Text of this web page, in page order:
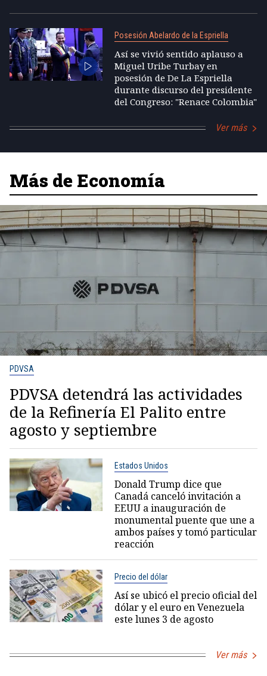
Posesión Abelardo de la Espriella
Así se vivió sentido aplauso a
Miguel Uribe Turbay en
posesión de De La Espriella
durante discurso del presidente
del Congreso: "Renace Colombia"
Ver más
Más de Economía
PDVSA
PDVSA detendrá las actividades
de la Refinería El Palito entre
agosto y septiembre
Estados Unidos
Donald Trump dice que
Canadá canceló invitación a
EEUU a inauguración de
monumental puente que une a
ambos países y tomó particular
reacción
Precio del dólar
Así se ubicó el precio oficial del
dólar y el euro en Venezuela
este lunes 3 de agosto
Ver más